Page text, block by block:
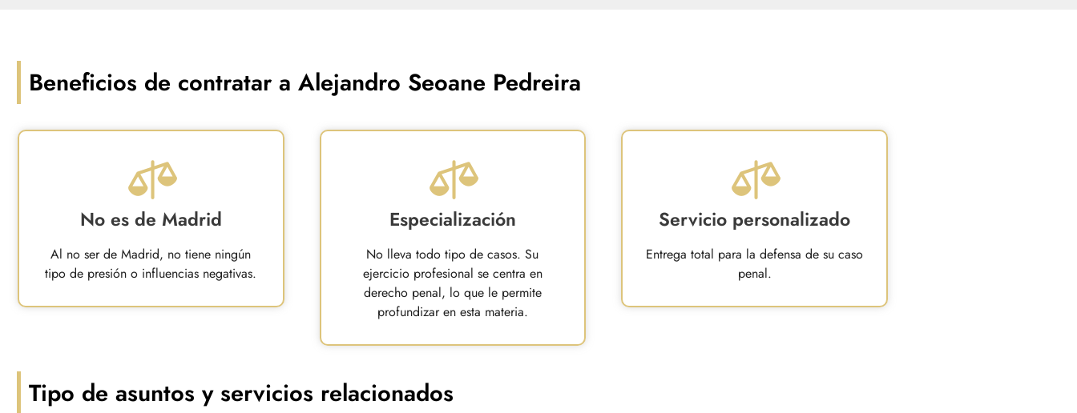
Beneficios de contratar a Alejandro Seoane Pedreira
No es de Madrid
Al no ser de Madrid, no tiene ningún
tipo de presión o influencias negativas.
Especialización
No lleva todo tipo de casos. Su
ejercicio profesional se centra en
derecho penal, lo que le permite
profundizar en esta materia.
Servicio personalizado
Entrega total para la defensa de su caso
penal.
Tipo de asuntos y servicios relacionados